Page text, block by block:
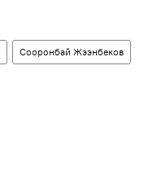
Сооронбай Жээнбеков